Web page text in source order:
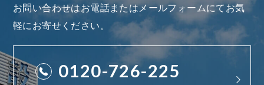
お問い合わせはお電話またはメールフォームにてお気
軽にお寄せください。
0120-726-225